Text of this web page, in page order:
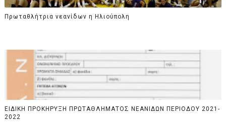
Πρωταθλήτρια νεανίδων η Ηλιούπολη
ΕΙΔΙΚΗ ΠΡΟΚΗΡΥΞΗ ΠΡΩΤΑΘΛΗΜΑΤΟΣ ΝΕΑΝΙΔΩΝ ΠΕΡΙΟΔΟΥ 2021-
2022